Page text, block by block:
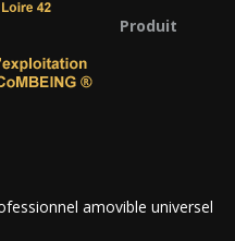
Produit
amovible universel